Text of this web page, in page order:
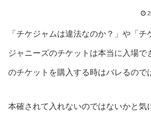
「チケジャムは違法なのか？」や「チ
ジャニーズのチケットは本当に入場で
のチケットを購入する時はバレるので
本確されて入れないのではないかと気